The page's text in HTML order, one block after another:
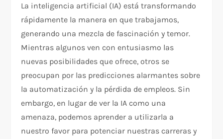
La inteligencia artificial (IA) está transformando
rápidamente la manera en que trabajamos,
generando una mezcla de fascinación y temor.
Mientras algunos ven con entusiasmo las
nuevas posibilidades que ofrece, otros se
preocupan por las predicciones alarmantes sobre
la automatización y la pérdida de empleos. Sin
embargo, en lugar de ver la IA como una
amenaza, podemos aprender a utilizarla a
nuestro favor para potenciar nuestras carreras y